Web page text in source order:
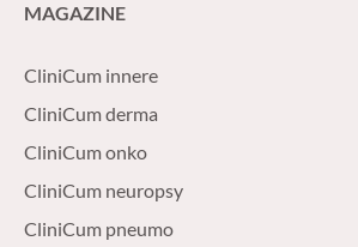
MAGAZINE
CliniCum innere
CliniCum derma
CliniCum onko
CliniCum neuropsy
CliniCum pneumo